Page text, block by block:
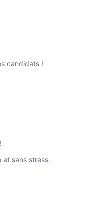
candidats !
et sans stress.